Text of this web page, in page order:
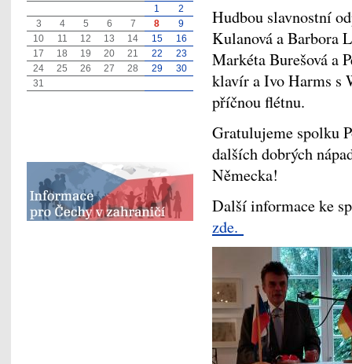
Hudbou slavnostní
Kulanová a Barbora
Markéta Burešová a
klavír a Ivo Harms s
příčnou flétnu.
Gratulujeme spolku
dalších dobrých
Německa!
Další informace ke
zde.
1
2
3
4 5 6 7 8
9
10
11 12 13 14 15
16
17
18 19 20 21 22
23
24
25 26 27 28 29
30
31